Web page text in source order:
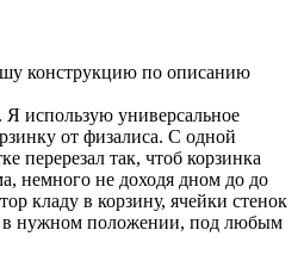
конструкцию по описанию
Я использую универсальное
от физалиса. С одной
перерезал так, чтоб корзинка
немного не доходя дном до до
кладу в корзину, ячейки стенок
в нужном положении, под любым